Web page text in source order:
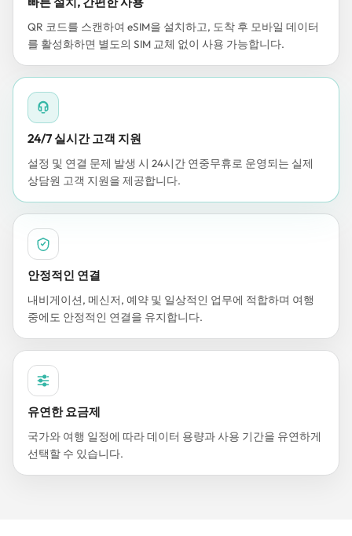
QR 코드를 스캔하여 eSIM을 설치하고, 도착 후 모바일 데이터
를 활성화하면 별도의 SIM 교체 없이 사용 가능합니다.
24/7 실시간 고객 지원
설정 및 연결 문제 발생 시 24시간 연중무휴로 운영되는 실제
상담원 고객 지원을 제공합니다.
안정적인 연결
내비게이션, 메신저, 예약 및 일상적인 업무에 적합하며 여행
중에도 안정적인 연결을 유지합니다.
유연한 요금제
국가와 여행 일정에 따라 데이터 용량과 사용 기간을 유연하게
선택할 수 있습니다.